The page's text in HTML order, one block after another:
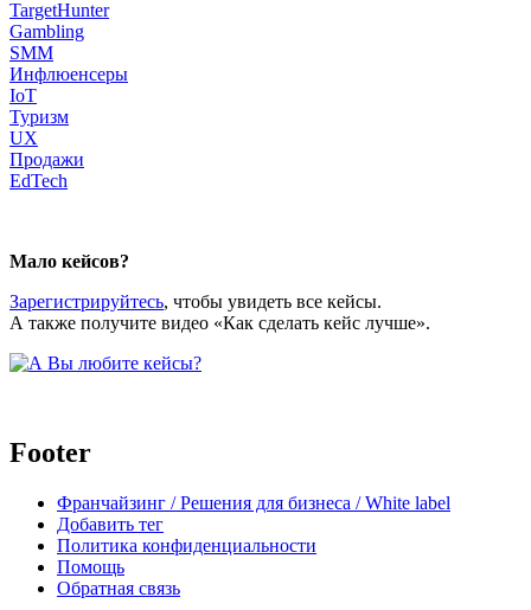
TargetHunter
Gambling
SMM
Инфлюенсеры
IoT
Туризм
UX
Продажи
EdTech
Мало кейсов?
Зарегистрируйтесь, чтобы увидеть все кейсы.
А также получите видео «Как сделать кейс лучше».
Footer
Франчайзинг / Решения для бизнеса / White label
Добавить тег
Политика конфиденциальности
Помощь
Обратная связь